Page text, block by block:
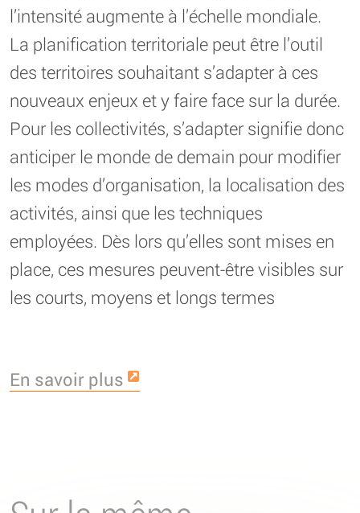
l’intensité augmente à l’échelle mondiale.
La planification territoriale peut être l’outil
des territoires souhaitant s’adapter à ces
nouveaux enjeux et y faire face sur la durée.
Pour les collectivités, s’adapter signifie donc
anticiper le monde de demain pour modifier
les modes d’organisation, la localisation des
activités, ainsi que les techniques
employées. Dès lors qu’elles sont mises en
place, ces mesures peuvent-être visibles sur
les courts, moyens et longs termes
En savoir plus